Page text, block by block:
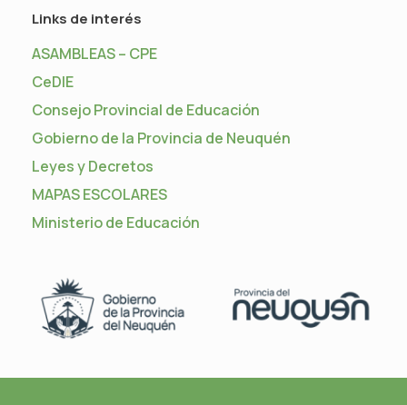
Links de interés
ASAMBLEAS – CPE
CeDIE
Consejo Provincial de Educación
Gobierno de la Provincia de Neuquén
Leyes y Decretos
MAPAS ESCOLARES
Ministerio de Educación